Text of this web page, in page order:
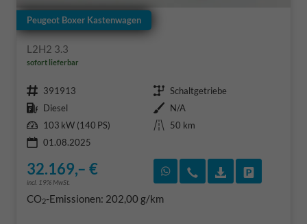
Peugeot Boxer Kastenwagen
L2H2 3.3
sofort lieferbar
Fahrzeugnr. 391913 Getriebe Schaltgetriebe
Kraftstoff Diesel Außenfarbe N/A
Leistung 103 kW (140 PS) Kilometerstand
50 km
01.08.2025
32.169,– €
incl. 19% MwSt.
Rückruf vereinbaren
Wir rufen Sie an
CO2-Emissionen: 202,00 g/km